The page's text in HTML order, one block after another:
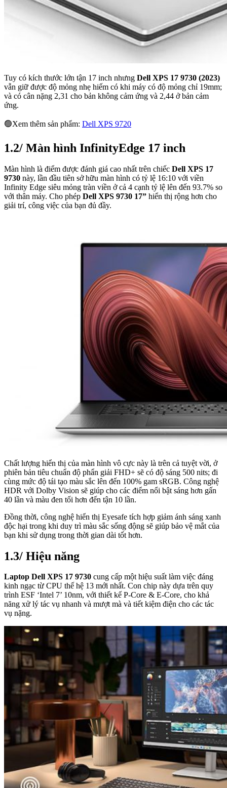
Tuy có kích thước lớn tận 17 inch nhưng Dell XPS 17 9730 (2023)
vẫn giữ được độ mỏng nhẹ hiếm có khi máy có độ mỏng chỉ 19mm;
và có cân nặng 2,31 cho bản không cảm ứng và 2,44 ở bản cảm
ứng.
🟢Xem thêm sản phẩm: Dell XPS 9720
1.2/ Màn hình InfinityEdge 17 inch
Màn hình là điểm được đánh giá cao nhất trên chiếc Dell XPS 17
9730 này, lần đầu tiên sở hữu màn hình có tỷ lệ 16:10 với viền
Infinity Edge siêu mỏng tràn viền ở cả 4 cạnh tỷ lệ lên đến 93.7% so
với thân máy. Cho phép Dell XPS 9730 17” hiển thị rộng hơn cho
giải trí, công việc của bạn đủ đầy.
Chất lượng hiển thị của màn hình vô cực này là trên cả tuyệt vời, ở
phiên bản tiêu chuẩn độ phẩn giải FHD+ sẽ có độ sáng 500 nits; đi
cùng mức độ tái tạo màu sắc lên đến 100% gam sRGB. Công nghệ
HDR với Dolby Vision sẽ giúp cho các điểm nổi bật sáng hơn gấn
40 lần và màu đen tối hơn đến tận 10 lần.
Đồng thời, công nghệ hiển thị Eyesafe tích hợp giảm ánh sáng xanh
độc hại trong khi duy trì màu sắc sống động sẽ giúp bảo vệ mắt của
bạn khi sử dụng trong thời gian dài tốt hơn.
1.3/ Hiệu năng
Laptop Dell XPS 17 9730 cung cấp một hiệu suất làm việc đáng
kinh ngạc từ CPU thế hệ 13 mới nhất. Con chip này dựa trên quy
trình ESF ‘Intel 7’ 10nm, với thiết kế P-Core & E-Core, cho khả
năng xử lý tác vụ nhanh và mượt mà và tiết kiệm điện cho các tác
vụ nặng.